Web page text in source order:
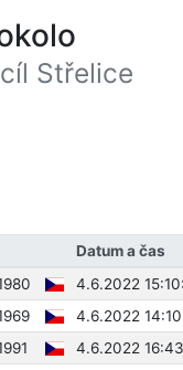
Střelice
Datum a čas
4.6.2022
4.6.2022
4.6.2022